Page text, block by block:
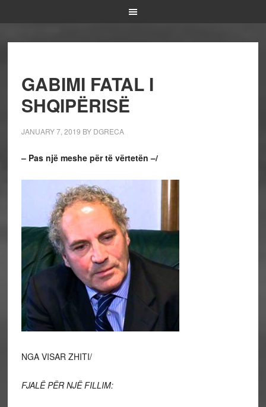
GABIMI FATAL I
SHQIPËRISË
JANUARY 7, 2019 BY DGRECA
– Pas një meshe për të vërtetën –/
NGA VISAR ZHITI/
FJALË PËR NJË FILLIM: